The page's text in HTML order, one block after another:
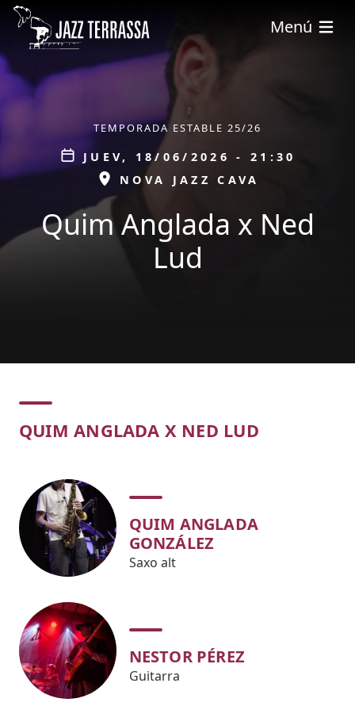
Pasar al contenido principal
Menú
TEMPORADA ESTABLE 25/26
Data
JUEV, 18/06/2026 - 21:30
ESPAI
NOVA JAZZ CAVA
Quim Anglada x Ned
Lud
Concert
QUIM ANGLADA X NED LUD
QUIM ANGLADA
GONZÁLEZ
Saxo alt
NESTOR PÉREZ
Guitarra